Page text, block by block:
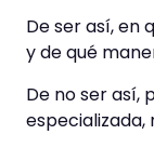
De ser así, en
y de qué
De no ser así,